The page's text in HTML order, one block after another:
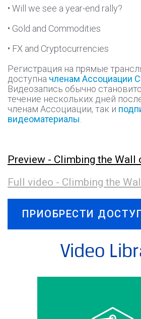
• Will we see a year-end rally?
• Gold and Commodities
• FX and Cryptocurrencies
Регистрация на прямые
доступна членам Ассоциации
Видеозапись обычно
течение нескольких дней
членам Ассоциации, так и
видеоматериалы
Preview - Climbing the Wall
Full video - Climbing the
ПРИОБРЕСТИ
Video